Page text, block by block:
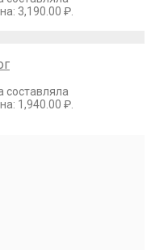
3,190.00 ₽.
составляла
1,940.00 ₽.